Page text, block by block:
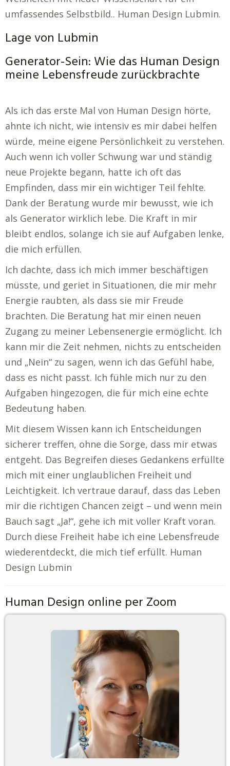
umfassendes Selbstbild.. Human Design Lubmin.
Lage von Lubmin
Generator-Sein: Wie das Human Design
meine Lebensfreude zurückbrachte
Als ich das erste Mal von Human Design hörte,
ahnte ich nicht, wie intensiv es mir dabei helfen
würde, meine eigene Persönlichkeit zu verstehen.
Auch wenn ich voller Schwung war und ständig
neue Projekte begann, hatte ich oft das
Empfinden, dass mir ein wichtiger Teil fehlte.
Dank der Beratung wurde mir bewusst, wie ich
als Generator wirklich lebe. Die Kraft in mir
bleibt endlos, solange ich sie auf Aufgaben lenke,
die mich erfüllen.
Ich dachte, dass ich mich immer beschäftigen
müsste, und geriet in Situationen, die mir mehr
Energie raubten, als dass sie mir Freude
brachten. Die Beratung hat mir einen neuen
Zugang zu meiner Lebensenergie ermöglicht. Ich
kann mir die Zeit nehmen, nichts zu entscheiden
und „Nein“ zu sagen, wenn ich das Gefühl habe,
dass es nicht passt. Ich fühle mich nur zu den
Aufgaben hingezogen, die für mich eine echte
Bedeutung haben.
Mit diesem Wissen kann ich Entscheidungen
sicherer treffen, ohne die Sorge, dass mir etwas
entgeht. Das Begreifen dieses Gedankens erfüllte
mich mit einer unglaublichen Freiheit und
Leichtigkeit. Ich vertraue darauf, dass das Leben
mir die richtigen Chancen zeigt – und wenn mein
Bauch sagt „Ja!“, gehe ich mit voller Kraft voran.
Durch diese Freiheit habe ich eine Lebensfreude
wiederentdeckt, die mich tief erfüllt. Human
Design Lubmin
Human Design online per Zoom